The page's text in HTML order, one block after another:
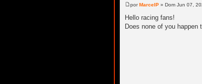
porMarcelP » Dom Jun 07,
Hello racing fans!
Does none of you happen